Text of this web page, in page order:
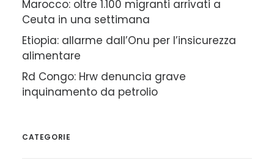
Marocco: oltre 1.100 migranti arrivati a
Ceuta in una settimana
Etiopia: allarme dall’Onu per l’insicurezza
alimentare
Rd Congo: Hrw denuncia grave
inquinamento da petrolio
CATEGORIE